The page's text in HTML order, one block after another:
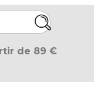
de 89 €